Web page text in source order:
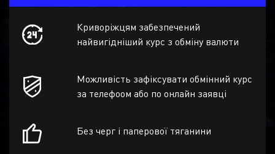
Криворіжцям забезпечений
найвигідніший курс з обміну валюти
Можливість зафіксувати обмінний курс
за телефоом або по онлайн заявці
Без черг і паперової тяганини